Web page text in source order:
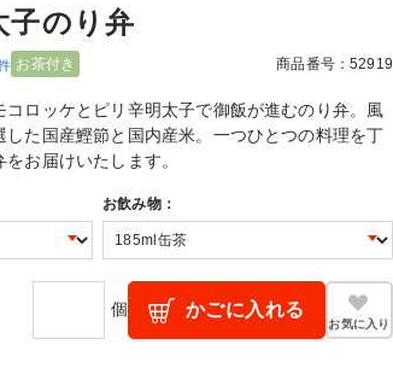
子のり弁
お茶付き 商品番号：52919
ロッケとピリ辛明太子で御飯が進むのり弁。風
た国産鰹節と国内産米。一つひとつの料理を丁
お届けいたします。
お飲み物：
個 かごに入れる
お気に入り